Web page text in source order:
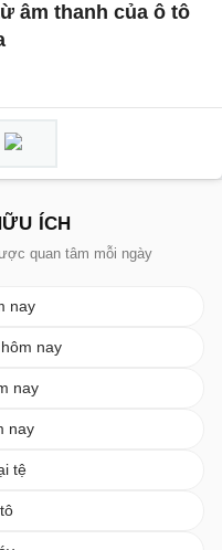
âm thanh của ô tô
ÍCH
quan tâm mỗi ngày
nay
nay
nay
nay
tệ